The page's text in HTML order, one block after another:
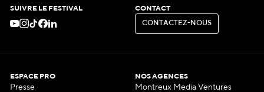
SUIVRE LE FESTIVAL CONTACT
CON ACT EZ-N OUS
CONTACTEZ-NOUS
ESPACE PRO
Presse
NOS AGENCES
Montreux Media Ventures